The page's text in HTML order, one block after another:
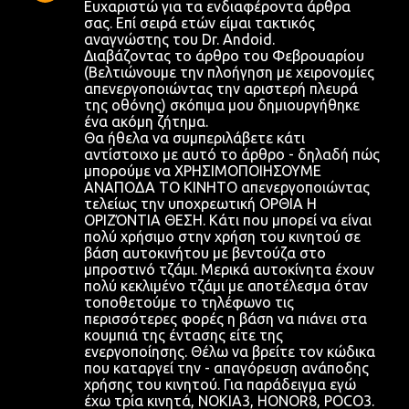
Ευχαριστώ για τα ενδιαφέροντα άρθρα
σας. Επί σειρά ετών είμαι τακτικός
αναγνώστης του Dr. Andoid.
Διαβάζοντας το άρθρο του Φεβρουαρίου
(Βελτιώνουμε την πλοήγηση με χειρονομίες
απενεργοποιώντας την αριστερή πλευρά
της οθόνης) σκόπιμα μου δημιουργήθηκε
ένα ακόμη ζήτημα.
Θα ήθελα να συμπεριλάβετε κάτι
αντίστοιχο με αυτό το άρθρο - δηλαδή πώς
μπορούμε να ΧΡΗΣΙΜΟΠΟΙΗΣΟΥΜΕ
ΑΝΑΠΟΔΑ ΤΟ ΚΙΝΗΤΟ απενεργοποιώντας
τελείως την υποχρεωτική ΟΡΘΙΑ Η
ΟΡΙΖΌΝΤΙΑ ΘΕΣΗ. Κάτι που μπορεί να είναι
πολύ χρήσιμο στην χρήση του κινητού σε
βάση αυτοκινήτου με βεντούζα στο
μπροστινό τζάμι. Μερικά αυτοκίνητα έχουν
πολύ κεκλιμένο τζάμι με αποτέλεσμα όταν
τοποθετούμε το τηλέφωνο τις
περισσότερες φορές η βάση να πιάνει στα
κουμπιά της έντασης είτε της
ενεργοποίησης. Θέλω να βρείτε τον κώδικα
που καταργεί την - απαγόρευση ανάποδης
χρήσης του κινητού. Για παράδειγμα εγώ
έχω τρία κινητά, NOKIA3, HONOR8, POCO3.